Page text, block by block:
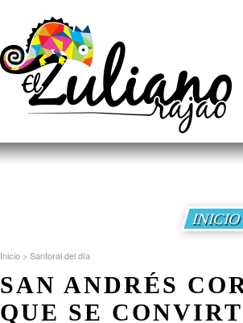
INICIO
SAN ANDRÉS
QUE SE
Inicio > Santoral del día